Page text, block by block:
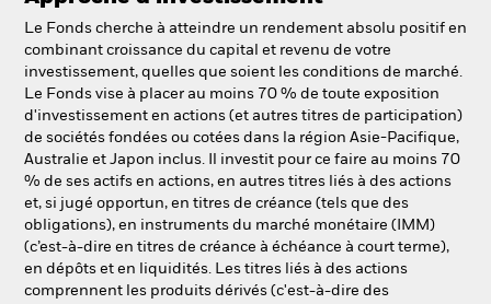
Le Fonds cherche à atteindre un rendement absolu positif en
combinant croissance du capital et revenu de votre
investissement, quelles que soient les conditions de marché.
Le Fonds vise à placer au moins 70 % de toute exposition
d'investissement en actions (et autres titres de participation)
de sociétés fondées ou cotées dans la région Asie-Pacifique,
Australie et Japon inclus. Il investit pour ce faire au moins 70
% de ses actifs en actions, en autres titres liés à des actions
et, si jugé opportun, en titres de créance (tels que des
obligations), en instruments du marché monétaire (IMM)
(c’est-à-dire en titres de créance à échéance à court terme),
en dépôts et en liquidités. Les titres liés à des actions
comprennent les produits dérivés (c'est-à-dire des